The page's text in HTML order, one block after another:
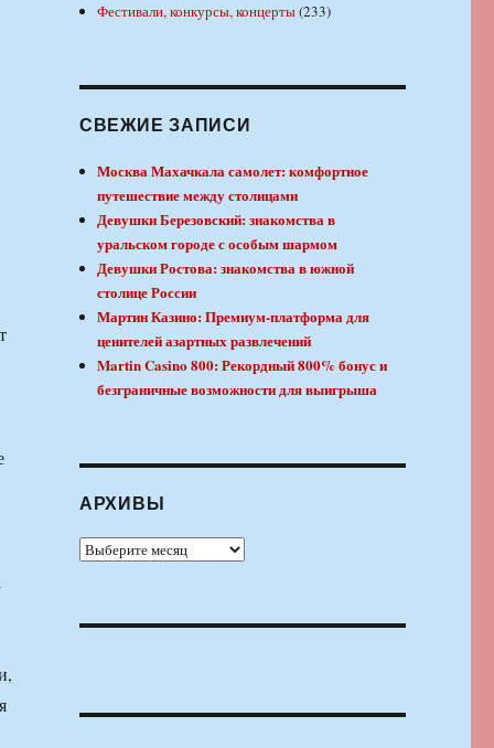
Фестивали, конкурсы, концерты(233)
СВЕЖИЕ ЗАПИСИ
Москва Махачкала самолет: комфортное
путешествие между столицами
Девушки Березовский: знакомства в
уральском городе с особым шармом
Девушки Ростова: знакомства в южной
столице России
Мартин Казино: Премиум-платформа для
ценителей азартных развлечений
Martin Casino 800: Рекордный 800% бонус и
безграничные возможности для выигрыша
АРХИВЫ
Архивы